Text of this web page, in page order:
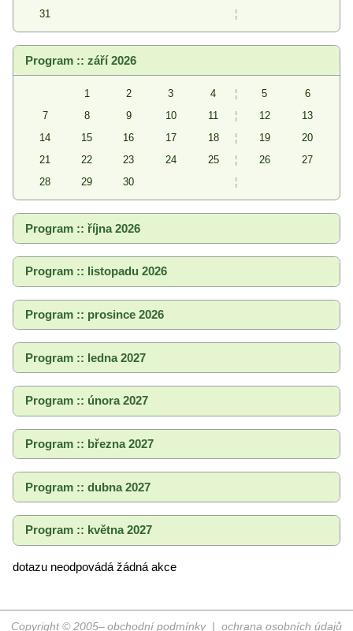
31
¦
Program :: září 2026
1 2 3 4 ¦ 5
6
7
8 9 10 11 ¦ 12
13
14
15 16 17 18 ¦ 19
20
21
22 23 24 25 ¦ 26
27
28
29 30 ¦
Program :: října 2026
Program :: listopadu 2026
Program :: prosince 2026
Program :: ledna 2027
Program :: února 2027
Program :: března 2027
Program :: dubna 2027
Program :: května 2027
dotazu neodpovádá žádná akce
obchodní podmínky|ochrana osobních údajů
Copyright © 2005–